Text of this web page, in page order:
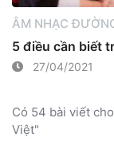
ÂM NHẠC
5 điều cần biết
27/04/2021
Có 54 bài viết cho
Việt"